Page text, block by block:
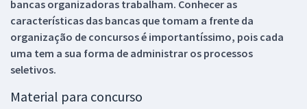
bancas organizadoras trabalham. Conhecer as
características das bancas que tomam a frente da
organização de concursos é importantíssimo, pois cada
uma tem a sua forma de administrar os processos
seletivos.
Material para concurso